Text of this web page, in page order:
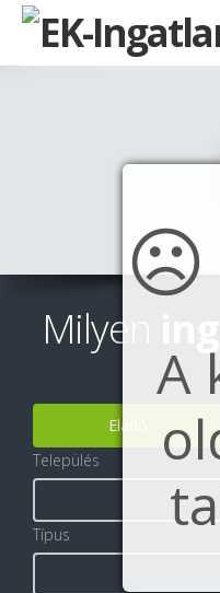
☹
A
Milyen
Eladó
Település
Típus